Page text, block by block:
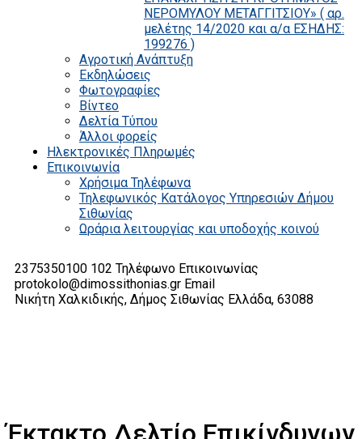
ΝΕΡΟΜΥΛΟΥ ΜΕΤΑΓΓΙΤΣΙΟΥ» ( αρ.
μελέτης 14/2020 και α/α ΕΣΗΔΗΣ:
199276 )
Αγροτική Ανάπτυξη
Εκδηλώσεις
Φωτογραφίες
Βίντεο
Δελτία Τύπου
Άλλοι φορείς
Ηλεκτρονικές Πληρωμές
Επικοινωνία
Χρήσιμα Τηλέφωνα
Τηλεφωνικός Κατάλογος Υπηρεσιών Δήμου
Σιθωνίας
Ωράρια λειτουργίας και υποδοχής κοινού
2375350100 102 Τηλέφωνο Επικοινωνίας
protokolo@dimossithonias.gr Email
Νικήτη Χαλκιδικής, Δήμος Σιθωνίας Ελλάδα, 63088